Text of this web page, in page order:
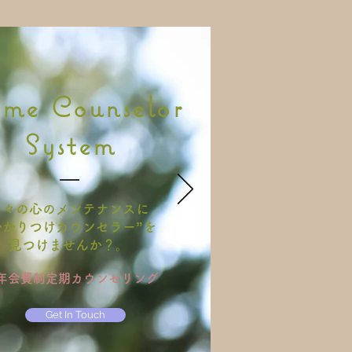
Counselor
System
の心のメンテナンスに
りつけカウンセラー”を
見つけませんか？。
会費制定期カウンセリング
Get In Touch